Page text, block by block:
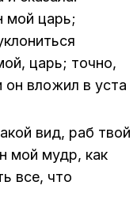
мой царь;
царь; точ­но,
он вло­жил в уста
вид, раб твой
мой мудр, как
все, что